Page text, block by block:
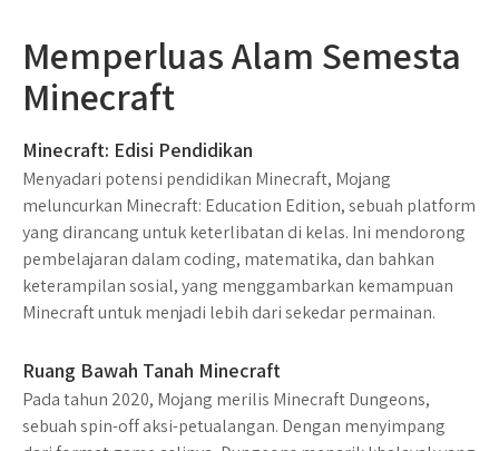
Memperluas Alam Semesta
Minecraft
Minecraft: Edisi Pendidikan
Menyadari potensi pendidikan Minecraft, Mojang
meluncurkan Minecraft: Education Edition, sebuah platform
yang dirancang untuk keterlibatan di kelas. Ini mendorong
pembelajaran dalam coding, matematika, dan bahkan
keterampilan sosial, yang menggambarkan kemampuan
Minecraft untuk menjadi lebih dari sekedar permainan.
Ruang Bawah Tanah Minecraft
Pada tahun 2020, Mojang merilis Minecraft Dungeons,
sebuah spin-off aksi-petualangan. Dengan menyimpang